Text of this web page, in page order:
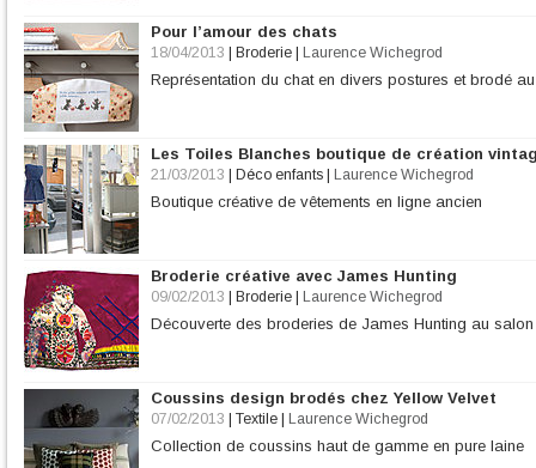
Pour l’amour des chats
18/04/2013 Broderie Laurence Wichegrod
Représentation du chat en divers postures et brodé
Les Toiles Blanches boutique de création
21/03/2013 Déco enfants Laurence Wichegrod
Boutique créative de vêtements en ligne ancien
Broderie créative avec James Hunting
09/02/2013 Broderie Laurence Wichegrod
Découverte des broderies de James Hunting au salon
Coussins design brodés chez Yellow Velvet
07/02/2013 Textile Laurence Wichegrod
Collection de coussins haut de gamme en pure laine